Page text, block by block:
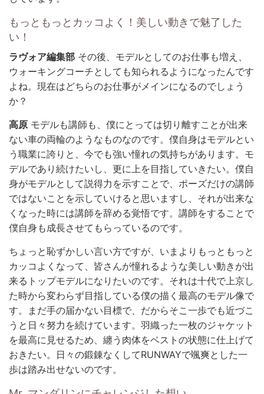
もっともっとカッコよく！美しい動きで魅了した
い！
ラヴォア編集部 その後、モデルとしてのお仕事も増え、
ウォーキングコーチとしても知られるようになったんです
よね。現在はどちらのお仕事がメインになるのでしょう
か？
高原 モデルも講師も、僕にとっては切り離すことが出来
ない車の両輪のようなものなのです。僕自身はモデルとい
う職業に誇りと、今でも強い憧れの気持ちがあります。モ
デルであり続けたいし、更に上を目指していきたい。僕自
身がモデルとして説得力を示すことで、ポーズだけの講師
ではないことを示していけると思いますし、それが出来な
くなった時には講師を辞める覚悟です。講師をすることで
僕自身も成長させてもらっているのです。
ちょっと恥ずかしい言い方ですが、いまよりもっともっと
カッコよくなって、皆さんが憧れるような美しい動きが出
来るトップモデルになりたいのです。それは十代で上京し
た時から変わらず目指している僕の描く最高のモデル像で
す。まだ手の届かない目標で、だからそこ一歩でも近づこ
うと日々努力を続けています。羽織った一枚のジャケット
を最高に見せるため、纏う肉体をベストの状態に仕上げて
おきたい。日々の鍛錬なくしてRUNWAYで颯爽とした一
歩は踏み出せないのです。